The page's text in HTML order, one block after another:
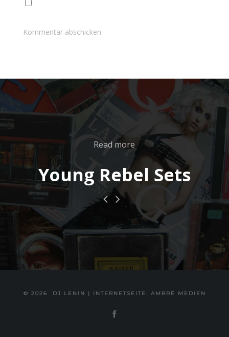
Read more
Young Rebel Sets
© 2026 DJ LENIN | INTERNETSEITE: AMBRÉ MEDIEN